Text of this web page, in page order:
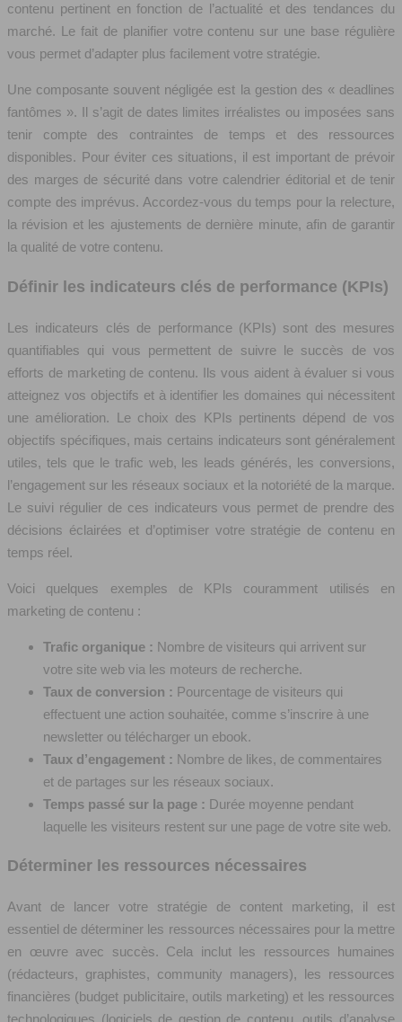
contenu pertinent en fonction de l’actualité et des tendances du
marché. Le fait de planifier votre contenu sur une base régulière
vous permet d’adapter plus facilement votre stratégie.
Une composante souvent négligée est la gestion des « deadlines
fantômes ». Il s’agit de dates limites irréalistes ou imposées sans
tenir compte des contraintes de temps et des ressources
disponibles. Pour éviter ces situations, il est important de prévoir
des marges de sécurité dans votre calendrier éditorial et de tenir
compte des imprévus. Accordez-vous du temps pour la relecture,
la révision et les ajustements de dernière minute, afin de garantir
la qualité de votre contenu.
Définir les indicateurs clés de performance (KPIs)
Les indicateurs clés de performance (KPIs) sont des mesures
quantifiables qui vous permettent de suivre le succès de vos
efforts de marketing de contenu. Ils vous aident à évaluer si vous
atteignez vos objectifs et à identifier les domaines qui nécessitent
une amélioration. Le choix des KPIs pertinents dépend de vos
objectifs spécifiques, mais certains indicateurs sont généralement
utiles, tels que le trafic web, les leads générés, les conversions,
l’engagement sur les réseaux sociaux et la notoriété de la marque.
Le suivi régulier de ces indicateurs vous permet de prendre des
décisions éclairées et d’optimiser votre stratégie de contenu en
temps réel.
Voici quelques exemples de KPIs couramment utilisés en
marketing de contenu :
Trafic organique : Nombre de visiteurs qui arrivent sur
votre site web via les moteurs de recherche.
Taux de conversion : Pourcentage de visiteurs qui
effectuent une action souhaitée, comme s’inscrire à une
newsletter ou télécharger un ebook.
Taux d’engagement : Nombre de likes, de commentaires
et de partages sur les réseaux sociaux.
Temps passé sur la page : Durée moyenne pendant
laquelle les visiteurs restent sur une page de votre site web.
Déterminer les ressources nécessaires
Avant de lancer votre stratégie de content marketing, il est
essentiel de déterminer les ressources nécessaires pour la mettre
en œuvre avec succès. Cela inclut les ressources humaines
(rédacteurs, graphistes, community managers), les ressources
financières (budget publicitaire, outils marketing) et les ressources
technologiques (logiciels de gestion de contenu, outils d’analyse